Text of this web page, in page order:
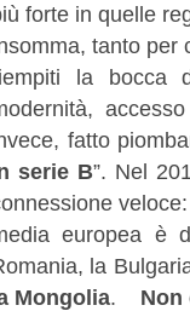
forte in quelle
tanto per
la bocca
fatto
serie B”. Nel
europea è
la
Mongolia. Non